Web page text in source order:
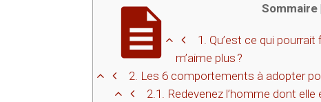
Sommaire
1. Qu’est ce qui
m’aime plus ?
2. Les 6 comportements à adopter
2.1.
Redevenez l’homme dont